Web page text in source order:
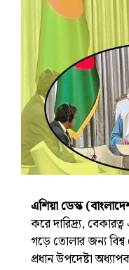
এশিয়া ডেস্ক
করে দারিদ্র্য,
গড়ে তোলার জন্য বিশ্ব
প্রধান উপদেষ্টা